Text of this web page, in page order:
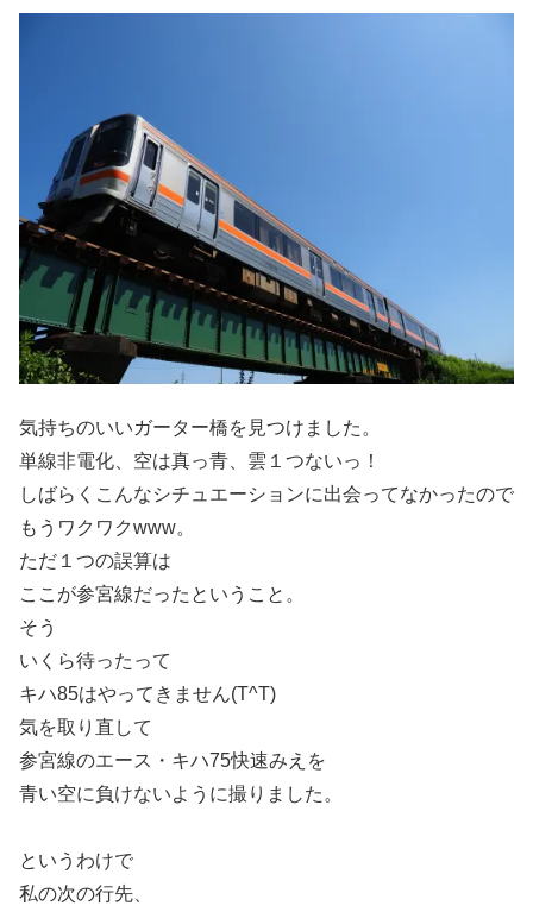
気持ちのいいガーター橋を見つけました。
単線非電化、空は真っ青、雲１つないっ！
しばらくこんなシチュエーションに出会ってなかったので
もうワクワクwww。
ただ１つの誤算は
ここが参宮線だったということ。
そう
いくら待ったって
キハ85はやってきません(T^T)
気を取り直して
参宮線のエース・キハ75快速みえを
青い空に負けないように撮りました。
というわけで
私の次の行先、